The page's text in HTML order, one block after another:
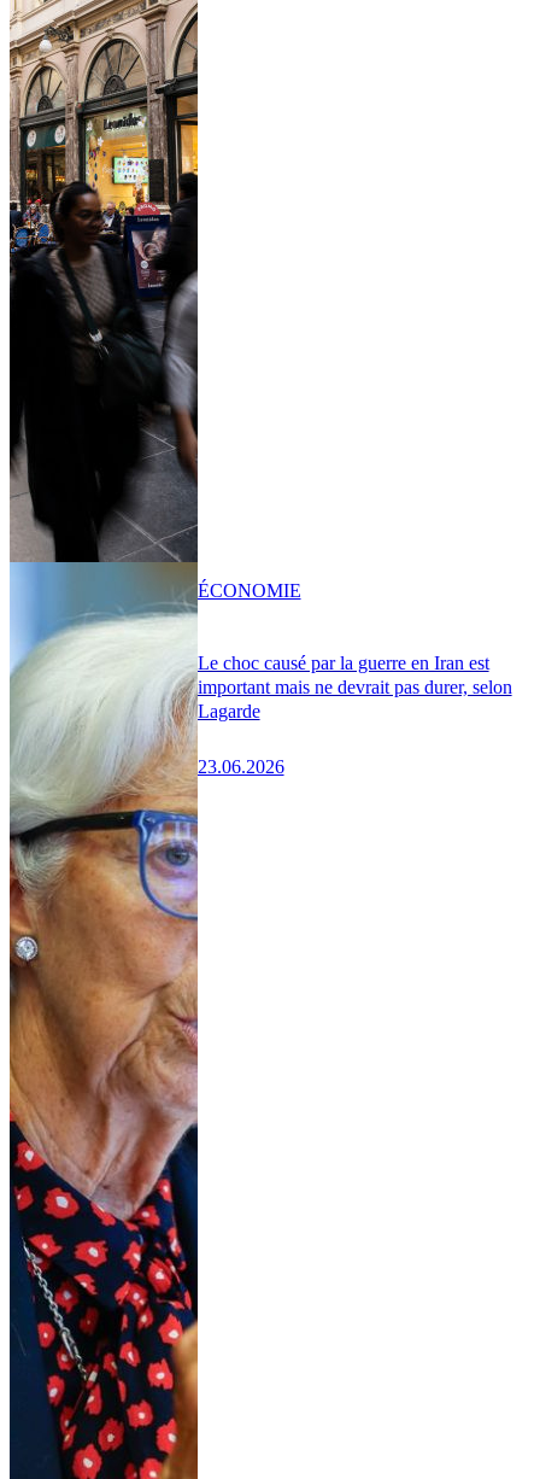
Le choc causé par la guerre en Iran est
important mais ne devrait pas durer, selon
Lagarde
23.06.2026
ÉCONOMIE